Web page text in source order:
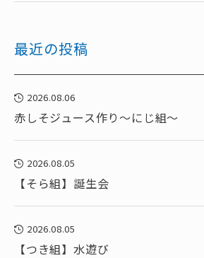
最近の投稿
2026.08.06
赤しそジュース作り～にじ組～
2026.08.05
【そら組】誕生会
2026.08.05
【つき組】水遊び